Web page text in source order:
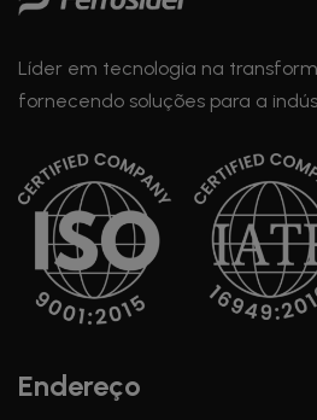
Líder em tecnologia na
fornecendo soluções para a
Endereço